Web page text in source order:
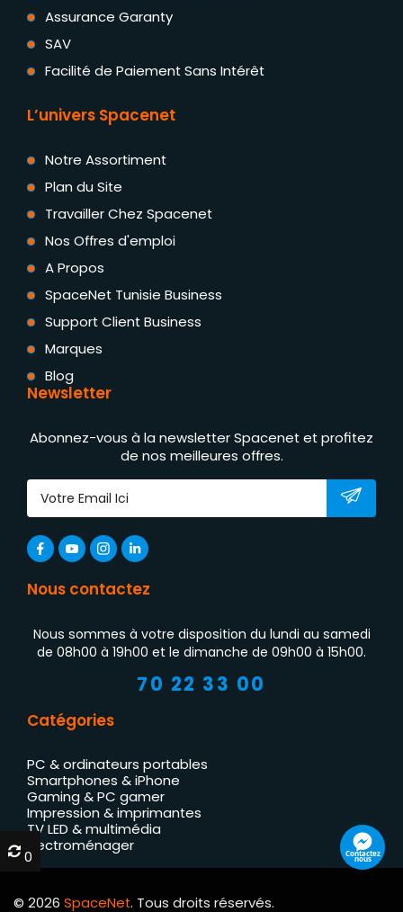
Assurance Garanty
SAV
Facilité de Paiement Sans Intérêt
L’univers Spacenet
Notre Assortiment
Plan du Site
Travailler Chez Spacenet
Nos Offres d'emploi
A Propos
SpaceNet Tunisie Business
Support Client Business
Marques
Blog
Newsletter
Abonnez-vous à la newsletter Spacenet et profitez
de nos meilleures offres.
Nous contactez
Nous sommes à votre disposition du lundi au samedi
de 08h00 à 19h00 et le dimanche de 09h00 à 15h00.
70 22 33 00
Catégories
PC & ordinateurs portables
Smartphones & iPhone
Gaming & PC gamer
Impression & imprimantes
TV LED & multimédia
Électroménager
© 2026 SpaceNet. Tous droits réservés.
Contactez
nous
0
0